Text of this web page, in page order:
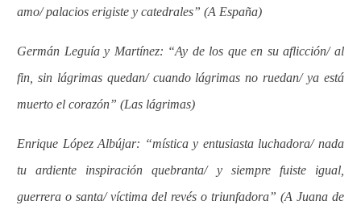
amo/ palacios erigiste y catedrales” (A España)
Germán Leguía y Martínez: “Ay de los que en su aflicción/ al
fin, sin lágrimas quedan/ cuando lágrimas no ruedan/ ya está
muerto el corazón” (Las lágrimas)
Enrique López Albújar: “mística y entusiasta luchadora/ nada
tu ardiente inspiración quebranta/ y siempre fuiste igual,
guerrera o santa/ víctima del revés o triunfadora” (A Juana de